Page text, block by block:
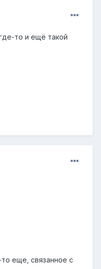
то и ещё такой
еще, связанное с